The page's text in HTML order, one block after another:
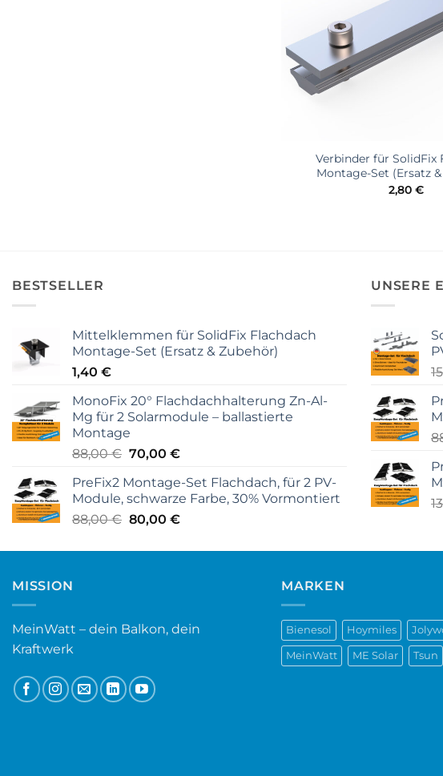
Verbinder für SolidFix
Montage-Set (Ersatz
2,80€
BESTSELLER
Mittelklemmen für SolidFix Flachdach
Montage-Set (Ersatz & Zubehör)
1,40 €
MonoFix 20° Flachdachhalterung Zn-Al-
Mg für 2 Solarmodule – ballastierte
Montage
88,00€ Ursprünglicher
war:
88,00 €
70,00 €Aktueller
ist:
70,00 €.
PreFix2 Montage-Set Flachdach, für 2 PV-
Module, schwarze Farbe, 30% Vormontiert
88,00€ Ursprünglicher
war:
80,00 €Aktueller
ist:
UNSERE
MISSION
MeinWatt – dein Balkon, dein
Kraftwerk
MARKEN
Bienesol Hoymiles
MeinWatt ME Solar Tsun